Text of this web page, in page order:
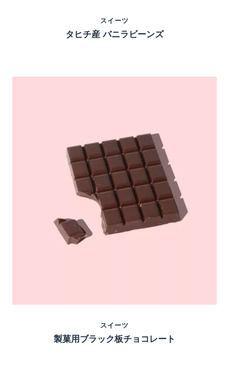
スイーツ
タヒチ産 バニラビーンズ
スイーツ
製菓用ブラック板チョコレート